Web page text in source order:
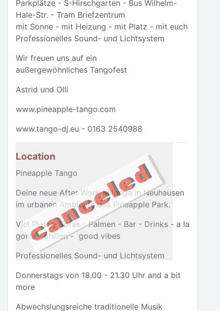
Parkplätze - S-Hirschgarten - Bus Wilhelm-
Hale-Str. - Tram Briefzentrum
mit Sonne - mit Heizung - mit Platz - mit euch
Professionelles Sound- und Lichtsystem
Wir freuen uns auf ein
außergewöhnliches Tangofest
Astrid und Olli
www.pineapple-tango.com
www.tango-dj.eu - 0163 2540988
Location
Pineapple Tango
Deine neue After Work-Milonga in Neuhausen
im urbanen Ambiente des Pineapple Park.
Viel Platz - Sofas - Palmen - Bar - Drinks - a la
gorra - chillen - good vibes
Professionelles Sound- und Lichtsystem
Donnerstags von 18.00 - 21.30 Uhr and a bit
more
Abwechslungsreiche traditionelle Musik